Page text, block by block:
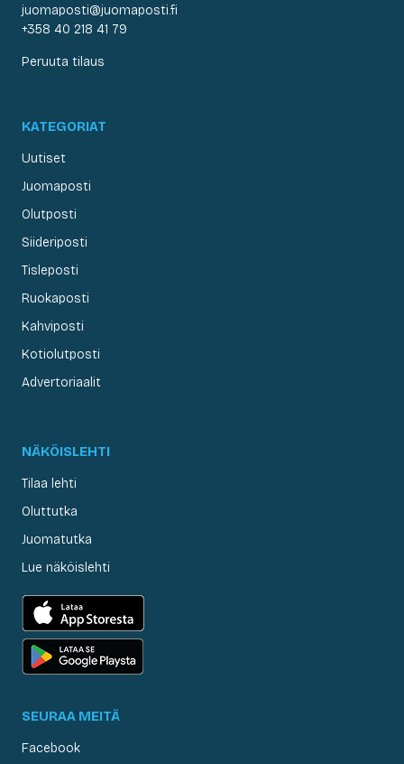
juomaposti@juomaposti.fi
+358 40 218 41 79
Peruuta tilaus
KATEGORIAT
Uutiset
Juomaposti
Olutposti
Siideriposti
Tisleposti
Ruokaposti
Kahviposti
Kotiolutposti
Advertoriaalit
NÄKÖISLEHTI
Tilaa lehti
Oluttutka
Juomatutka
Lue näköislehti
SEURAA MEITÄ
Facebook